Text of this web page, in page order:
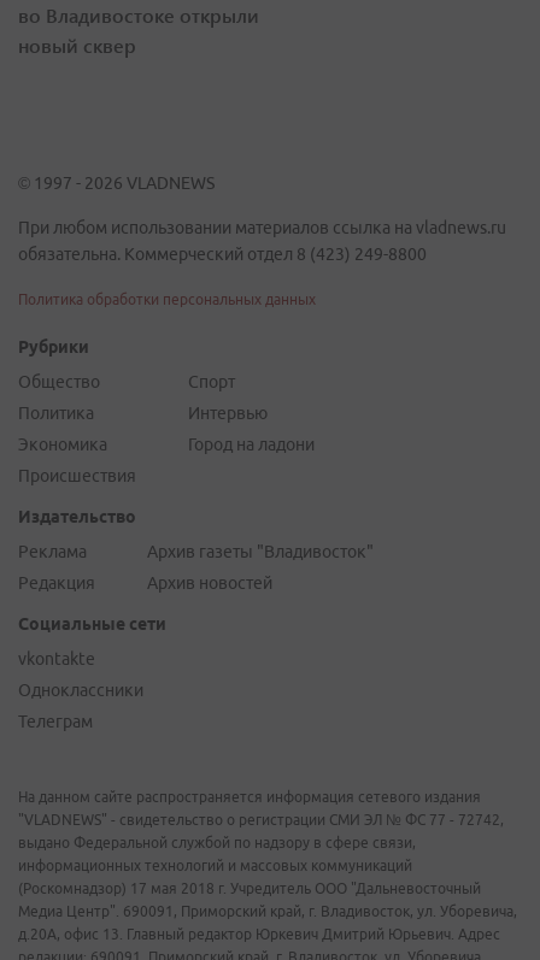
во Владивостоке открыли
новый сквер
© 1997 - 2026 VLADNEWS
При любом использовании материалов ссылка на vladnews.ru
обязательна. Коммерческий отдел 8 (423) 249-8800
Политика обработки персональных данных
Рубрики
Общество
Политика
Экономика
Происшествия
Спорт
Интервью
Город на ладони
Издательство
Реклама
Редакция
Архив газеты "Владивосток"
Архив новостей
Социальные сети
vkontakte
Одноклассники
Телеграм
На данном сайте распространяется информация сетевого издания
"VLADNEWS" - свидетельство о регистрации СМИ ЭЛ № ФС 77 - 72742,
выдано Федеральной службой по надзору в сфере связи,
информационных технологий и массовых коммуникаций
(Роскомнадзор) 17 мая 2018 г. Учредитель ООО "Дальневосточный
Медиа Центр". 690091, Приморский край, г. Владивосток, ул. Уборевича,
д.20А, офис 13. Главный редактор Юркевич Дмитрий Юрьевич. Адрес